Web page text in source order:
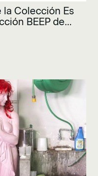
la Colección Es
BEEP de